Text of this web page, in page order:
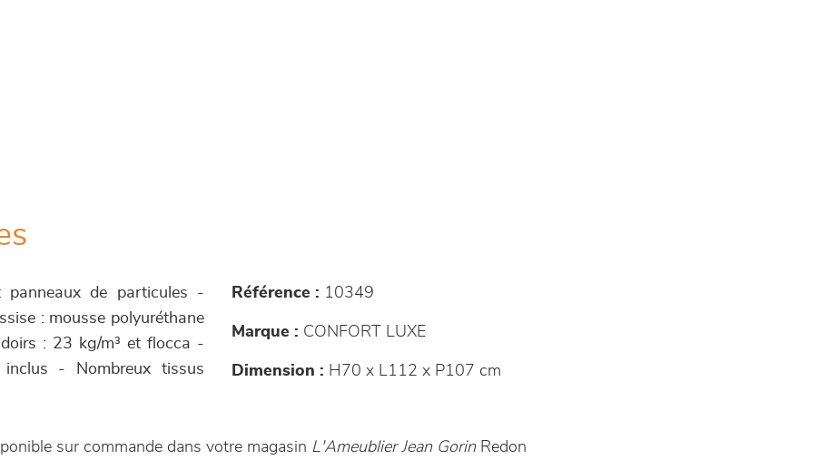
panneaux de particules -
: mousse polyuréthane
: 23 kg/m³ et flocca -
- Nombreux tissus
Référence : 10349
Marque : CONFORT LUXE
Dimension : H70 x L112 x P107 cm
sur commande dans votre magasin L'Ameublier Jean GorinRedon